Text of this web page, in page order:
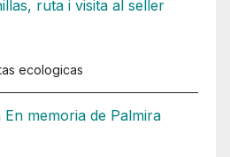
ruta i visita al seller
ecologicas
En memoria de Palmira